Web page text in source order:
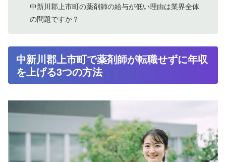
中新川郡上市町の薬剤師の給与が低い理由は業界全体
の問題ですか？
中新川郡上市町で薬剤師が転職せずに年収
を上げる3つの方法